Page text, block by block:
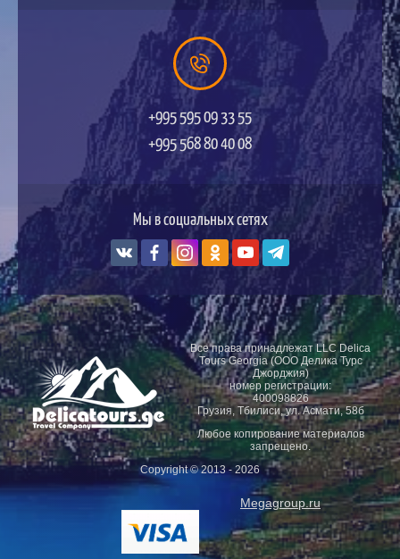
+995 595 09 33 55
+995 568 80 40 08
Мы в социальных сетях
Все права принадлежат LLC Delica
Tours Georgia (ООО Делика Турс
Джорджия)
номер регистрации:
400098826
Грузия, Тбилиси, ул. Асмати, 58б
Любое копирование материалов
запрещено.
Copyright © 2013 - 2026
Megagroup.ru